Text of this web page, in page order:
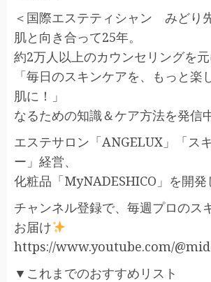
＜国際エステティシャン みどり
肌と向き合って25年。
約2万人以上のカウンセリングを
「毎日のスキンケアを、もっと楽
肌に！」
なるための知識＆ケア方法を発信
エステサロン「ANGELUX」「ス
ー」経営、
化粧品「MyNADESHICO」を開発
チャンネル登録で、毎週プロのス
お届け
https://www.youtube.com/
▼これまでのおすすめリスト